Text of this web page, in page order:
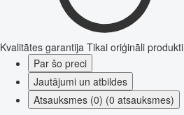
Kvalitātes garantija Tikai oriģināli produkti
Par šo preci
Jautājumi un atbildes
Atsauksmes (0) (0 atsauksmes)